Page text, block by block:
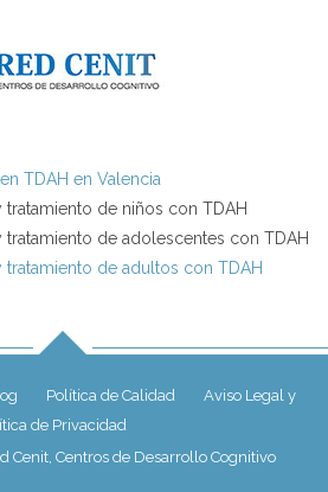
TDAH en Valencia
de niños con TDAH
tratamiento de adolescentes con TDAH
tratamiento de adultos con TDAH
Política de Calidad
Aviso Legal y
de Privacidad
Cenit, Centros de Desarrollo Cognitivo